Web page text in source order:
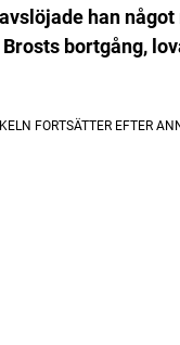
han
Brosts bortgång,